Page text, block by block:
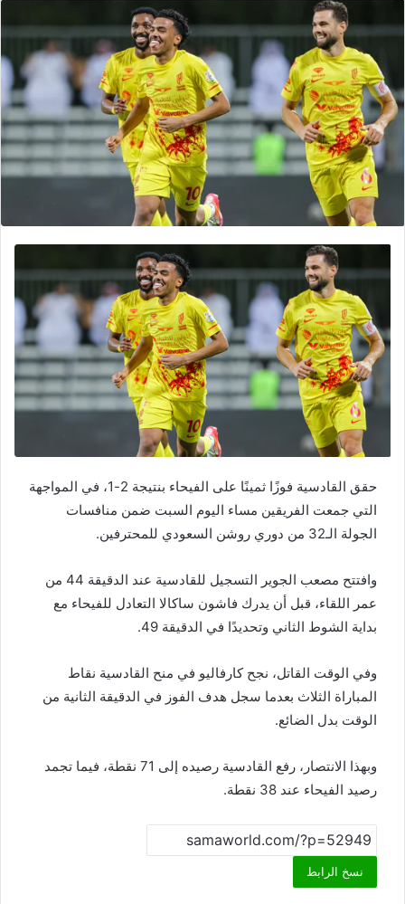
حقق القادسية فوزًا ثمينًا على الفيحاء بنتيجة 2-1، في المواجهة
التي جمعت الفريقين مساء اليوم السبت ضمن منافسات
الجولة الـ32 من دوري روشن السعودي للمحترفين.
وافتتح مصعب الجوير التسجيل للقادسية عند الدقيقة 44 من
عمر اللقاء، قبل أن يدرك فاشون ساكالا التعادل للفيحاء مع
بداية الشوط الثاني وتحديدًا في الدقيقة 49.
وفي الوقت القاتل، نجح كارفاليو في منح القادسية نقاط
المباراة الثلاث بعدما سجل هدف الفوز في الدقيقة الثانية من
الوقت بدل الضائع.
وبهذا الانتصار، رفع القادسية رصيده إلى 71 نقطة، فيما تجمد
رصيد الفيحاء عند 38 نقطة.
نسخ الرابط